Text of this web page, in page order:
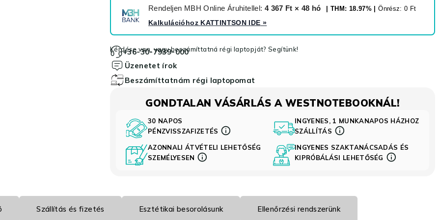
Rendeljen MBH Online Áruhitellel: 4 367 Ft × 48 hó | THM: 18.97% |Önrész: 0 Ft
Kalkulációhoz KATTINTSON IDE »
Kérdése van, vagy beszámíttatná régi laptopját? Segítünk!
+36-30-7939-000
Üzenetet írok
Beszámíttatnám régi laptopomat
GONDTALAN VÁSÁRLÁS A WESTNOTEBOOKNÁL!
30 NAPOS
PÉNZVISSZAFIZETÉS
INGYENES, 1 MUNKANAPOS HÁZHOZ
SZÁLLÍTÁS
AZONNALI ÁTVÉTELI LEHETŐSÉG
SZEMÉLYESEN
INGYENES SZAKTANÁCSADÁS ÉS
KIPRÓBÁLÁSI LEHETŐSÉG
Szállítás és fizetés Esztétikai besorolásunk Ellenőrzési rendszerünk